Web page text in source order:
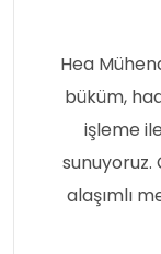
Hea
büküm,
işleme
sunuyoruz.
alaşımlı